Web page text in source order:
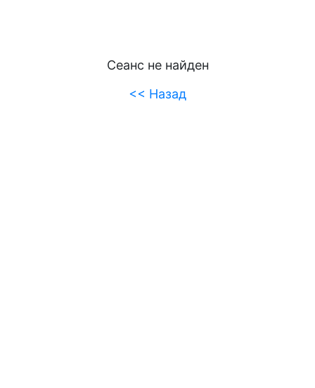
Сеанс не найден
<< Назад